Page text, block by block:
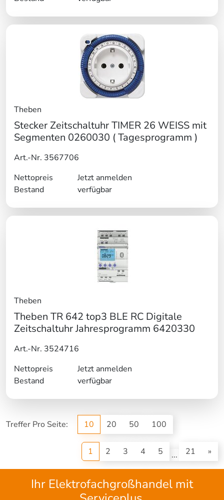
Theben
Stecker Zeitschaltuhr TIMER 26 WEISS mit
Segmenten 0260030 ( Tagesprogramm )
Art.-Nr. 3567706
Nettopreis
Jetzt anmelden
Bestand
verfügbar
Theben
Theben TR 642 top3 BLE RC Digitale
Zeitschaltuhr Jahresprogramm 6420330
Art.-Nr. 3524716
Nettopreis
Jetzt anmelden
Bestand
verfügbar
Treffer Pro Seite: 10 20 50 100
1 (current)
2 3 4 5 ... 21 »
Ihr Elektrofachgroßhandel mit